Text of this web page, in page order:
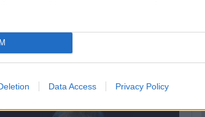
Data Access Privacy Policy
a verseny a győzelemért –